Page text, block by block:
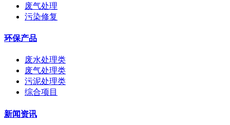
废气处理
污染修复
环保产品
废水处理类
废气处理类
污泥处理类
综合项目
新闻资讯